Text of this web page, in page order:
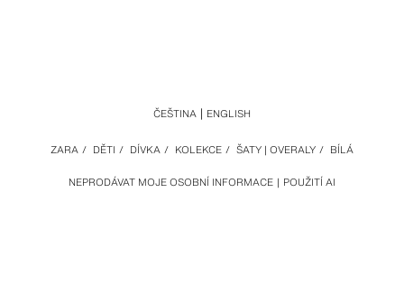
NEPRODÁVAT MOJE OSOBNÍ INFORMACE POUŽITÍ AI
ZARA / DĚTI / DÍVKA / KOLEKCE / ŠATY | OVERALY / BÍLÁ
ČEŠTINA ENGLISH